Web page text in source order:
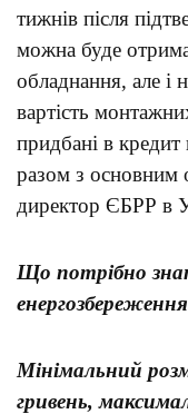
тижнів після
можна буде
обладнання, але і
вартість
придбані в кредит
разом з
директор ЄБРР в
Що потрібно
Мінімальний
гривень,